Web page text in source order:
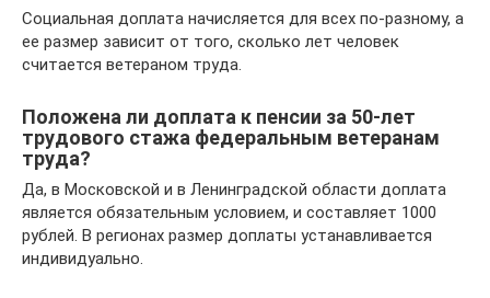
Социальная доплата начисляется для всех по-разному, а
ее размер зависит от того, сколько лет человек
считается ветераном труда.
Положена ли доплата к пенсии за 50-лет
трудового стажа федеральным ветеранам
труда?
Да, в Московской и в Ленинградской области доплата
является обязательным условием, и составляет 1000
рублей. В регионах размер доплаты устанавливается
индивидуально.